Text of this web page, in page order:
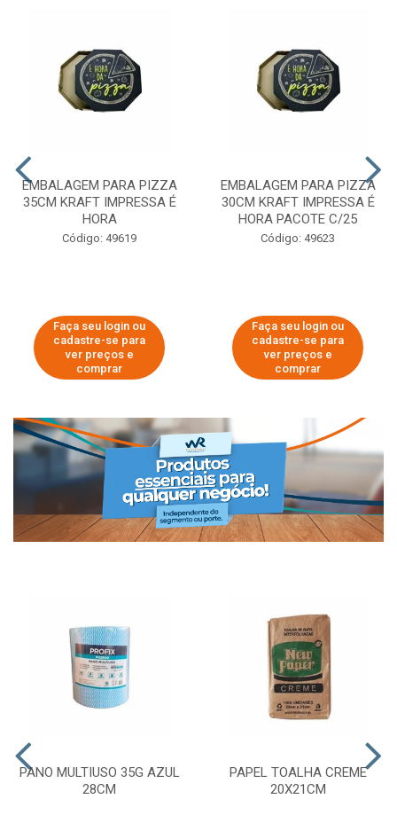
EMBALAGEM PARA PIZZA
35CM KRAFT IMPRESSA É
HORA
Código: 49619
Faça seu login ou
cadastre-se para
ver preços e
comprar
EMBALAGEM PARA PIZZA
30CM KRAFT IMPRESSA É
HORA PACOTE C/25
Código: 49623
Faça seu login ou
cadastre-se para
ver preços e
comprar
PANO MULTIUSO 35G AZUL
28CM
PAPEL TOALHA CREME
20X21CM